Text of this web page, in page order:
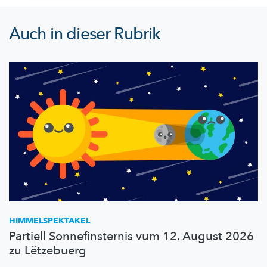
Auch in dieser Rubrik
HIMMELSPEKTAKEL
Partiell Sonnefinsternis vum 12. August 2026
zu Lëtzebuerg